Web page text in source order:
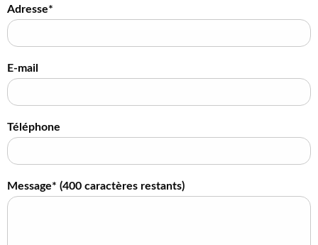
Adresse*
E-mail
Téléphone
Message* (400 caractères restants)